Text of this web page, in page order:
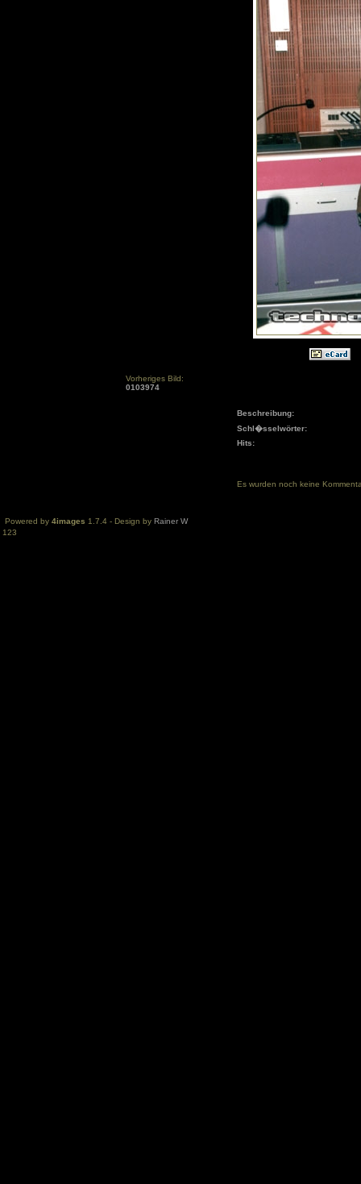
Vorheriges Bild:
0103974
Beschreibung:
Schl�sselwörter:
Hits:
Es wurden noch keine
Powered by 4images 1.7.4 - Design by Rainer W
123